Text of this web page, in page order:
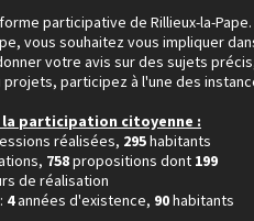
participative de Rillieux-la-Pape.
vous souhaitez vous impliquer
votre avis sur des sujets
participez à l'une des
la participation citoyenne :
réalisées, 295habitants
758propositions dont 199
de réalisation
: 4années d'existence, 90habitants